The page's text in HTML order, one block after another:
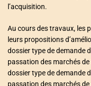
l’acquisition.
Au cours des travaux, les
leurs propositions
dossier type de demande
passation des marchés
dossier type de demande
passation des marchés